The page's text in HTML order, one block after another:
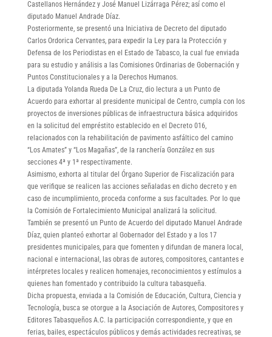
Castellanos Hernández y José Manuel Lizárraga Pérez; así como el
diputado Manuel Andrade Díaz.
Posteriormente, se presentó una Iniciativa de Decreto del diputado
Carlos Ordorica Cervantes, para expedir la Ley para la Protección y
Defensa de los Periodistas en el Estado de Tabasco, la cual fue enviada
para su estudio y análisis a las Comisiones Ordinarias de Gobernación y
Puntos Constitucionales y a la Derechos Humanos.
La diputada Yolanda Rueda De La Cruz, dio lectura a un Punto de
Acuerdo para exhortar al presidente municipal de Centro, cumpla con los
proyectos de inversiones públicas de infraestructura básica adquiridos
en la solicitud del empréstito establecido en el Decreto 016,
relacionados con la rehabilitación de pavimento asfáltico del camino
“Los Amates” y “Los Magañas”, de la ranchería González en sus
secciones 4ª y 1ª respectivamente.
Asimismo, exhorta al titular del Órgano Superior de Fiscalización para
que verifique se realicen las acciones señaladas en dicho decreto y en
caso de incumplimiento, proceda conforme a sus facultades. Por lo que
la Comisión de Fortalecimiento Municipal analizará la solicitud.
También se presentó un Punto de Acuerdo del diputado Manuel Andrade
Díaz, quien planteó exhortar al Gobernador del Estado y a los 17
presidentes municipales, para que fomenten y difundan de manera local,
nacional e internacional, las obras de autores, compositores, cantantes e
intérpretes locales y realicen homenajes, reconocimientos y estímulos a
quienes han fomentado y contribuido la cultura tabasqueña.
Dicha propuesta, enviada a la Comisión de Educación, Cultura, Ciencia y
Tecnología, busca se otorgue a la Asociación de Autores, Compositores y
Editores Tabasqueños A.C. la participación correspondiente, y que en
ferias, bailes, espectáculos públicos y demás actividades recreativas, se